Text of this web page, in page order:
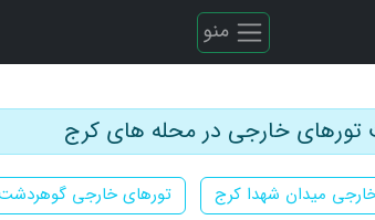
منو
خارجی در محله های کرج
میدان شهدا کرج تورهای خارجی